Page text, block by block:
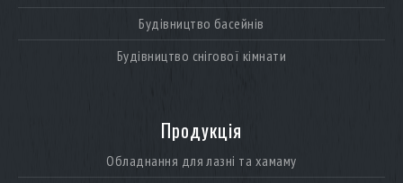
Будівництво басейнів
Будівництво снігової кімнати
Продукція
Обладнання для лазні та хамаму